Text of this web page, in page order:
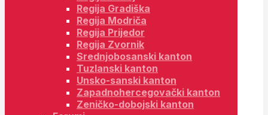
Regija Gradiška
Regija Modriča
Regija Prijedor
Regija Zvornik
Srednjobosanski kanton
Tuzlanski kanton
Unsko-sanski kanton
Zapadnohercegovački kanton
Zeničko-dobojski kanton